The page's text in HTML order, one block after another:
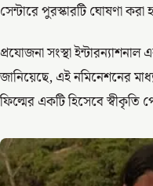
সেন্টারে পুরস্কারটি ঘোষণা করা
প্রযোজনা সংস্থা ইন্টারন্যাশনাল
জানিয়েছে, এই নমিনেশনের
ফিল্মের একটি হিসেবে স্বীকৃতি